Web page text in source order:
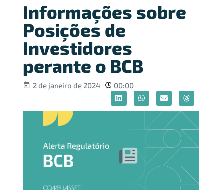
Informações sobre
Posições de
Investidores
perante o BCB
2 de janeiro de 2024 00:00